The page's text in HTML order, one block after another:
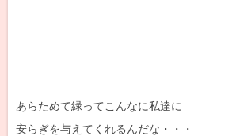
あらためて緑ってこんなに私達に
安らぎを与えてくれるんだな・・・